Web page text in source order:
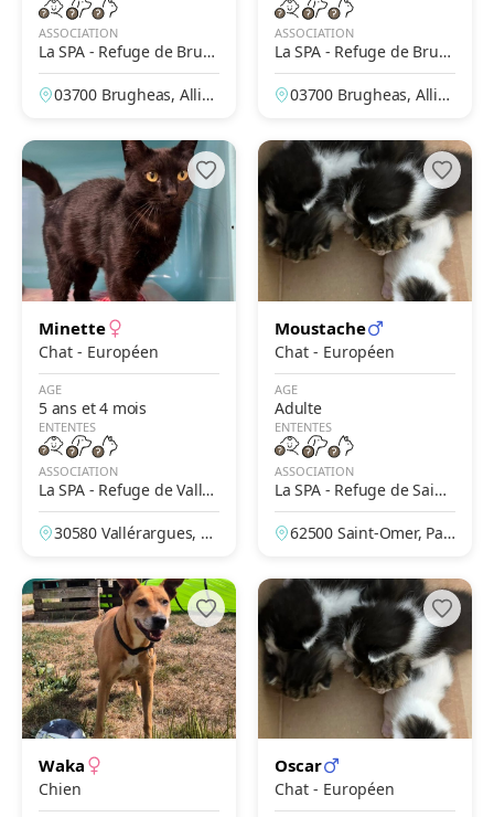
ASSOCIATION
La SPA - Refuge de Brug
heas – Vichy
03700 Brugheas, Allier,
ASSOCIATION
La SPA - Refuge de Brug
heas – Vichy
03700 Brugheas, Allier,
Minette
Chat - Européen
AGE
5 ans et 4 mois
ENTENTES
ASSOCIATION
La SPA - Refuge de Valler
argues – Alès
30580 Vallérargues, G
Moustache
Chat - Européen
AGE
Adulte
ENTENTES
ASSOCIATION
La SPA - Refuge de Saint-
Omer – Le Brockus
62500 Saint-Omer, Pas
Waka
Chien
Oscar
Chat - Européen